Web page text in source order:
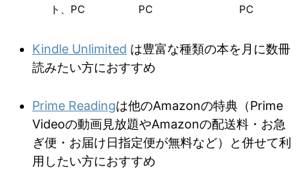
ト、PC
PC
PC
Kindle Unlimited は豊富な種類の本を月に数冊
読みたい方におすすめ
Prime Readingは他のAmazonの特典（Prime
Videoの動画見放題やAmazonの配送料・お急
ぎ便・お届け日指定便が無料など）と併せて利
用したい方におすすめ